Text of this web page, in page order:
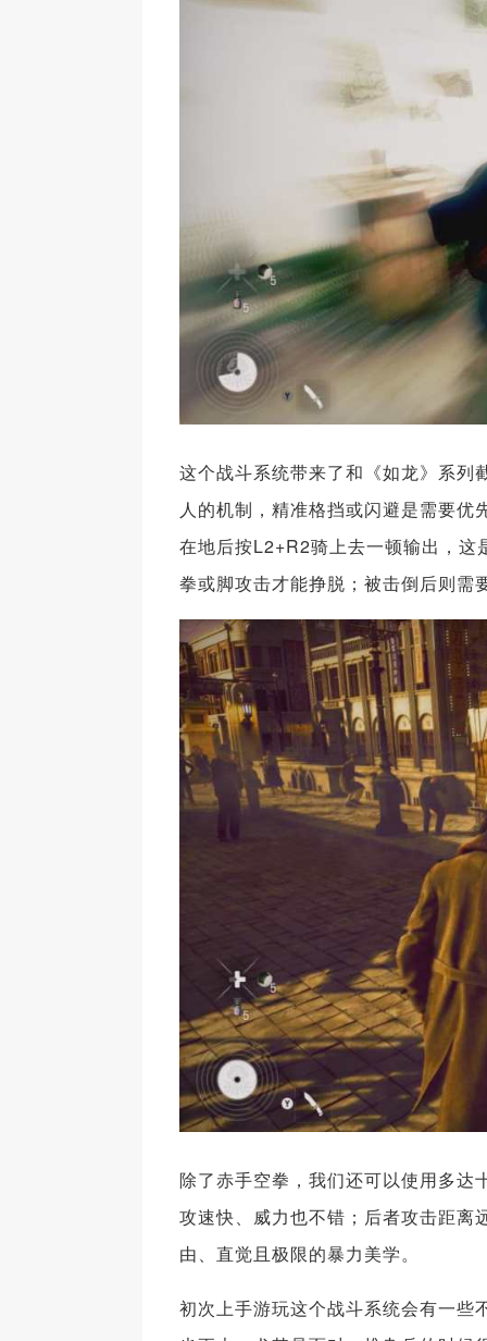
这个战斗系统带来了和《如龙》系列
人的机制，精准格挡或闪避是需要
在地后按L2+R2骑上去一顿输出，这
拳或脚攻击才能挣脱；被击倒后则需
除了赤手空拳，我们还可以使用多达
攻速快、威力也不错；后者攻击距离
由、直觉且极限的暴力美学。
初次上手游玩这个战斗系统会有一些